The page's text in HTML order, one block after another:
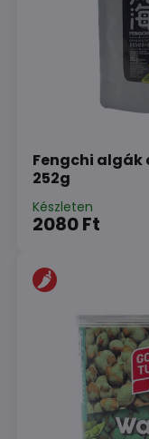
Fengchi algák
252g
Készleten
2080 Ft